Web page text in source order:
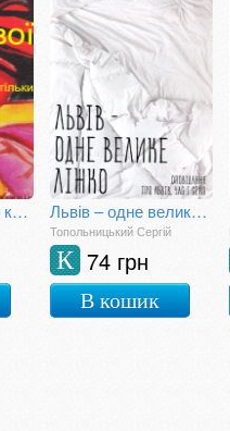
Свято гарбузової княгині Львів – одне велике ліжко
Топольницький Сергій
74 грн
К
В кошик